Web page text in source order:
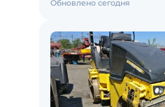
Обновлено сегодня